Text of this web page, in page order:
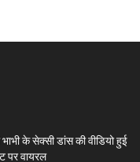
भाभी के सेक्सी डांस की वीडियो हुई
पर वायरल